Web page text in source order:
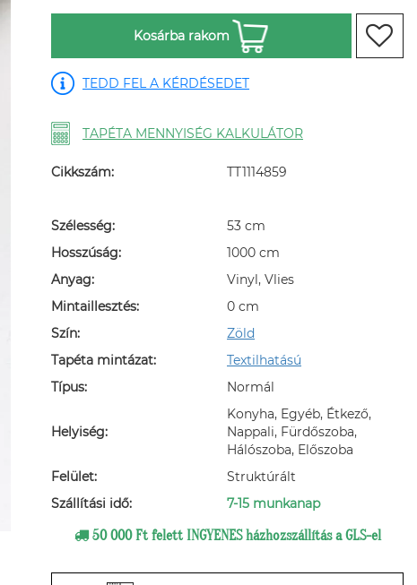
Kosárba rakom
TEDD FEL A KÉRDÉSEDET
TAPÉTA MENNYISÉG KALKULÁTOR
Cikkszám: TT1114859
Szélesség:
53 cm
Hosszúság:
1000 cm
Anyag:
Vinyl, Vlies
Mintaillesztés:
0 cm
Szín:
Zöld
Tapéta mintázat:
Textilhatású
Típus:
Normál
Helyiség:
Konyha, Egyéb, Étkező,
Nappali, Fürdőszoba,
Hálószoba, Előszoba
Felület:
Struktúrált
Szállítási idő:
7-15 munkanap
50 000 Ft felett INGYENES házhozszállítás a GLS-el